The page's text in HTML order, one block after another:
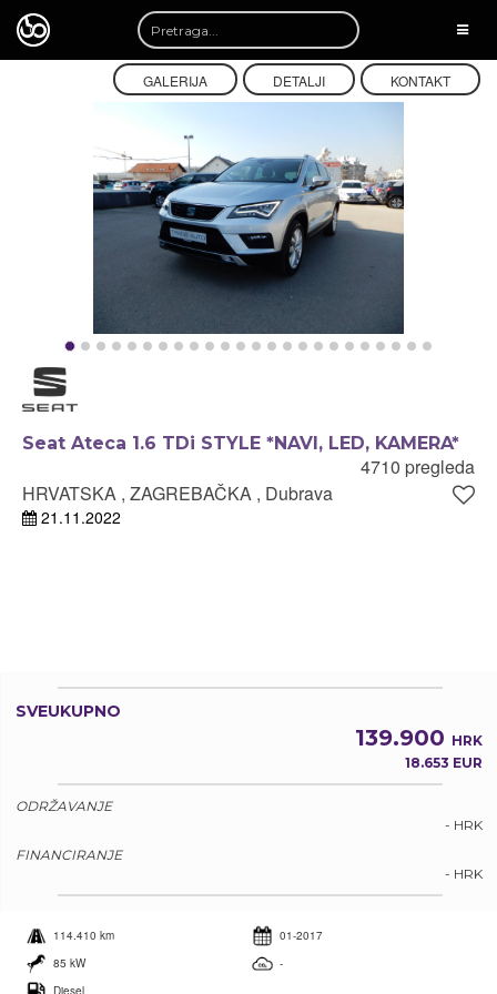
GALERIJA DETALJI KONTAKT
Seat Ateca 1.6 TDi STYLE *NAVI, LED, KAMERA*
4710 pregleda
HRVATSKA , ZAGREBAČKA , Dubrava
21.11.2022
SVEUKUPNO
139.900 HRK
18.653 EUR
ODRŽAVANJE
- HRK
FINANCIRANJE
- HRK
114.410 km
01-2017
85 kW
-
Diesel